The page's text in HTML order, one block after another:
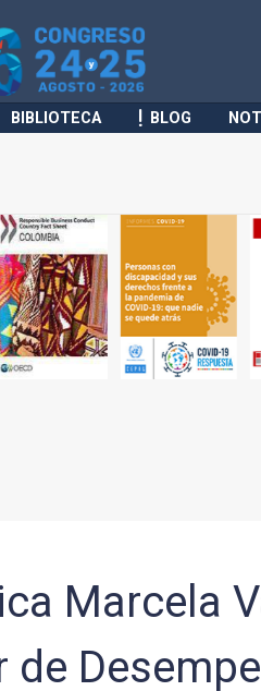
BIBLIOTECA BLOG
Marcela
de